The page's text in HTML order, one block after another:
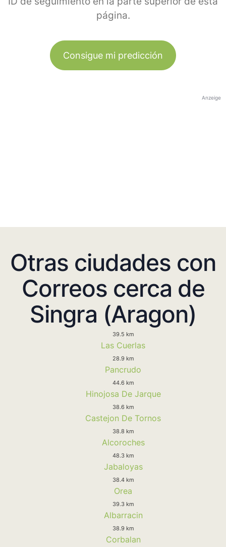
página.
Consigue mi predicción
Anzeige
Otras ciudades con
Correos cerca de
Singra (Aragon)
39.5 km
Las Cuerlas
28.9 km
Pancrudo
44.6 km
Hinojosa De Jarque
38.6 km
Castejon De Tornos
38.8 km
Alcoroches
48.3 km
Jabaloyas
38.4 km
Orea
39.3 km
Albarracin
38.9 km
Corbalan